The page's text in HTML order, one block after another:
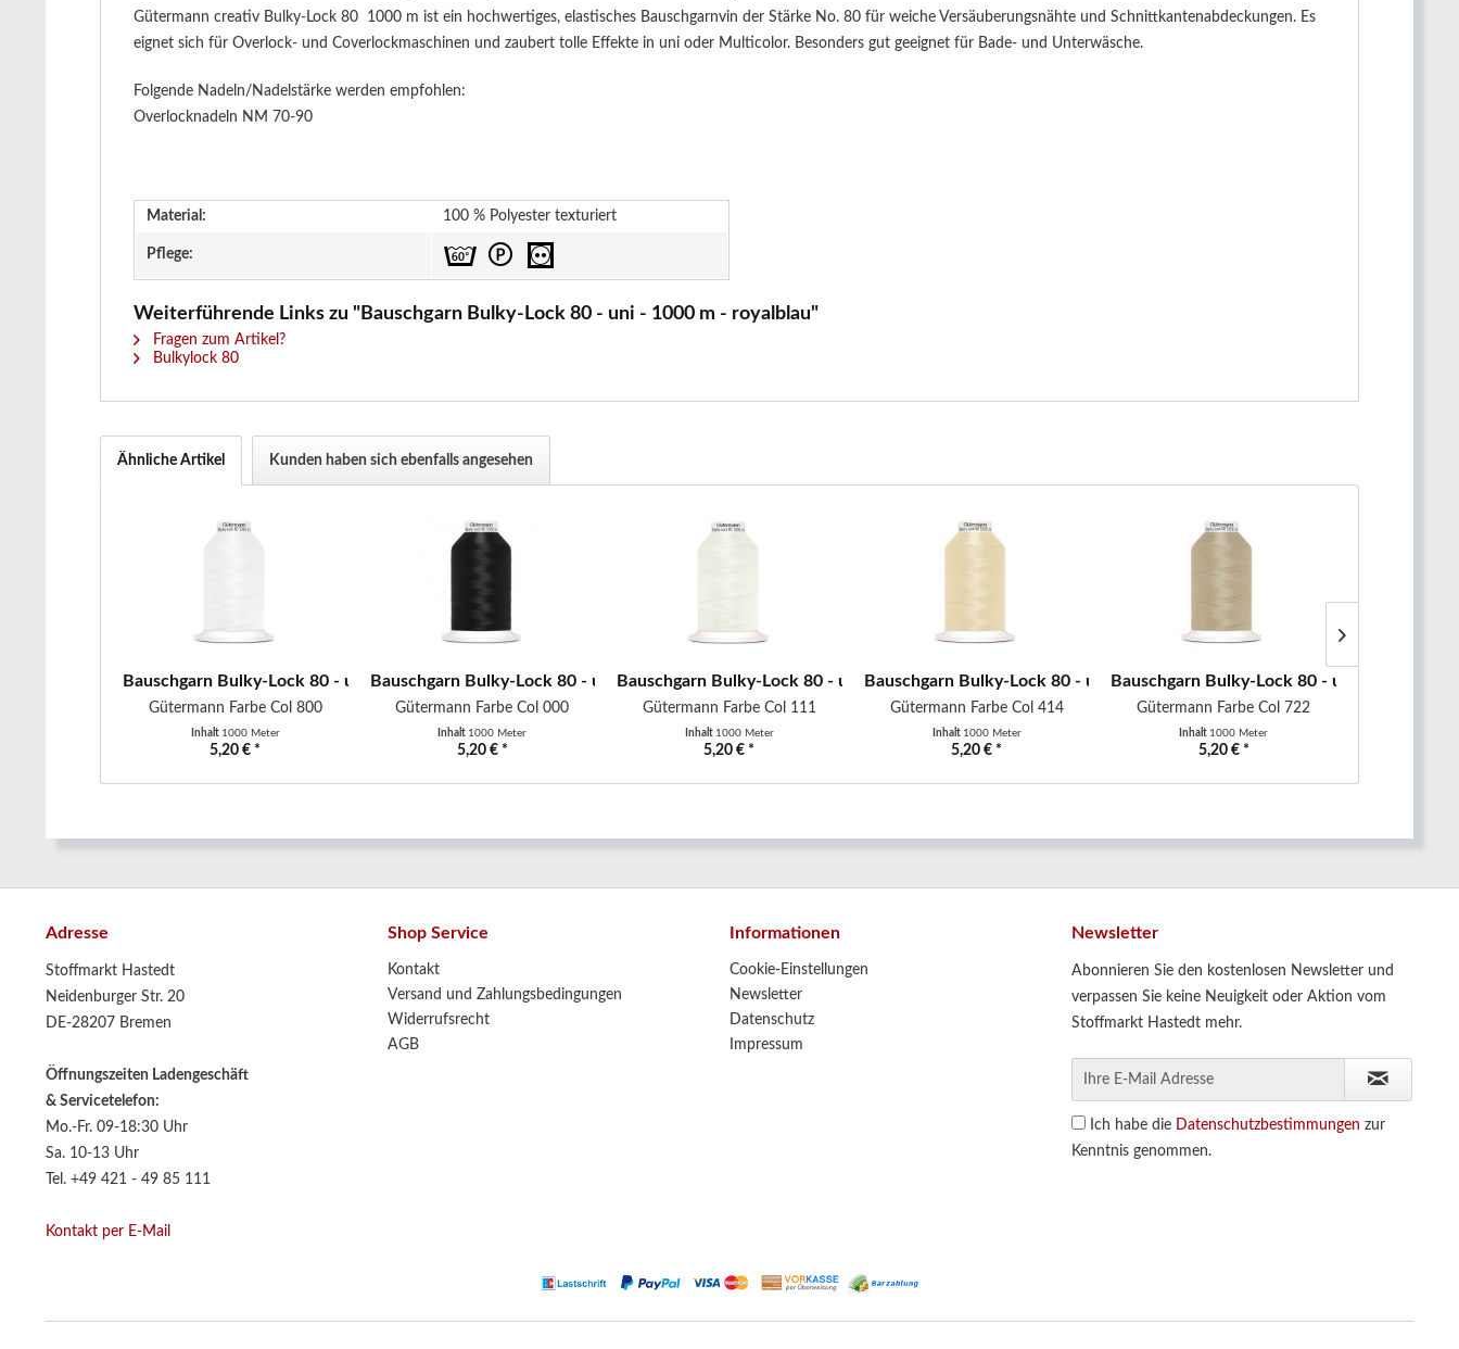
Gütermann creativ Bulky-Lock 80 1000 m ist ein hochwertiges, elastisches Bauschgarnvin der Stärke No. 80 für weiche Versäuberungsnähte und Schnittkantenabdeckungen. Es
eignet sich für Overlock- und Coverlockmaschinen und zaubert tolle Effekte in uni oder Multicolor. Besonders gut geeignet für Bade- und Unterwäsche.
Folgende Nadeln/Nadelstärke werden empfohlen:
Overlocknadeln NM 70-90
Material: 100 % Polyester texturiert
Pflege:
Weiterführende Links zu "Bauschgarn Bulky-Lock 80 - uni - 1000 m - royalblau"
Fragen zum Artikel?
Bulkylock 80
Ähnliche Artikel Kunden haben sich ebenfalls angesehen
Bauschgarn Bulky-Lock 80 - uni - 1000 m - weiß
Gütermann Farbe Col 800
Inhalt 1000 Meter
5,20 € *
Bauschgarn Bulky-Lock 80 - uni - 1000 m - schwarz
Gütermann Farbe Col 000
Inhalt 1000 Meter
5,20 € *
Bauschgarn Bulky-Lock 80 - uni - 1000 m - kalkweiß
Gütermann Farbe Col 111
Inhalt 1000 Meter
5,20 € *
Bauschgarn Bulky-Lock 80 - uni - 1000 m -...
Gütermann Farbe Col 414
Inhalt 1000 Meter
5,20 € *
Bauschgarn Bulky-Lock 80 - uni - 1000 m -
Gütermann Farbe Col 722
Inhalt 1000 Meter
5,20 € *
Adresse
Stoffmarkt Hastedt
Neidenburger Str. 20
DE-28207 Bremen
Öffnungszeiten Ladengeschäft
& Servicetelefon:
Mo.-Fr. 09-18:30 Uhr
Sa. 10-13 Uhr
Tel. +49 421 - 49 85 111
Kontakt per E-Mail
Shop Service
Kontakt
Versand und Zahlungsbedingungen
Widerrufsrecht
AGB
Informationen
Cookie-Einstellungen
Newsletter
Datenschutz
Impressum
Newsletter
Abonnieren Sie den kostenlosen Newsletter und
verpassen Sie keine Neuigkeit oder Aktion vom
Stoffmarkt Hastedt mehr.
Ich habe die Datenschutzbestimmungen zur
Kenntnis genommen.